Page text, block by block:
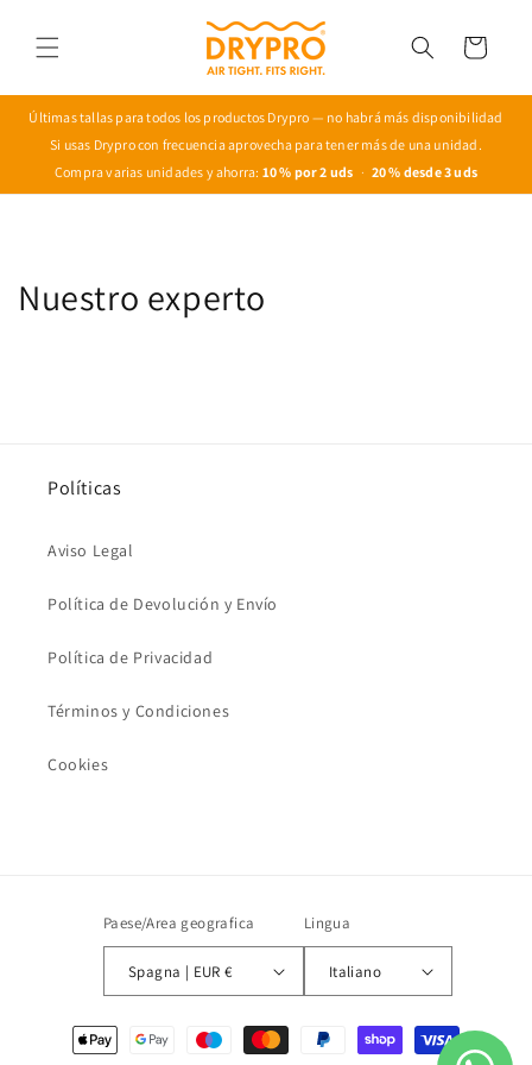
ai contenuti
Carrello
Últimas tallas para todos los productos Drypro — no habrá más disponibilidad
Si usas Drypro con frecuencia aprovecha para tener más de una unidad.
Compra varias unidades y ahorra: 10 % por 2 uds · 20 % desde 3 uds
Nuestro experto
Políticas
Aviso Legal
Política de Devolución y Envío
Política de Privacidad
Términos y Condiciones
Cookies
Paese/Area geografica
Spagna | EUR €
Lingua
Italiano
Metodi